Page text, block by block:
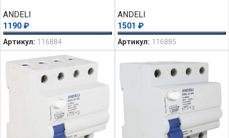
ANDELI
1190 ₽
Артикул: 116884
ANDELI
1501 ₽
Артикул: 116885